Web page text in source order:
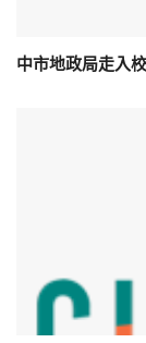
中市地政局走入